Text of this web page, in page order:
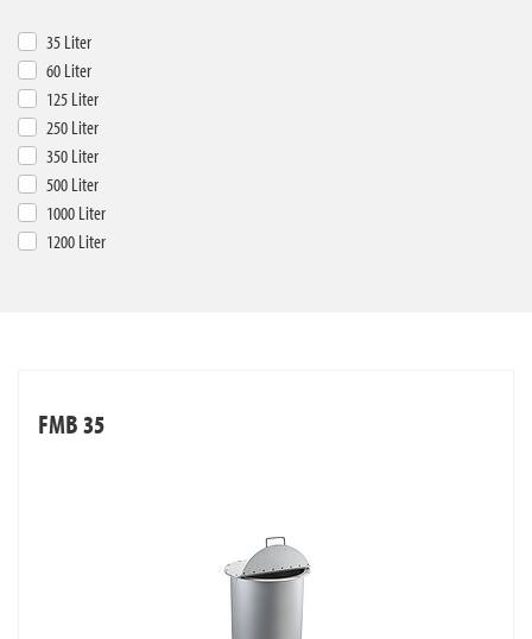
35 Liter
60 Liter
125 Liter
250 Liter
350 Liter
500 Liter
1000 Liter
1200 Liter
FMB 35